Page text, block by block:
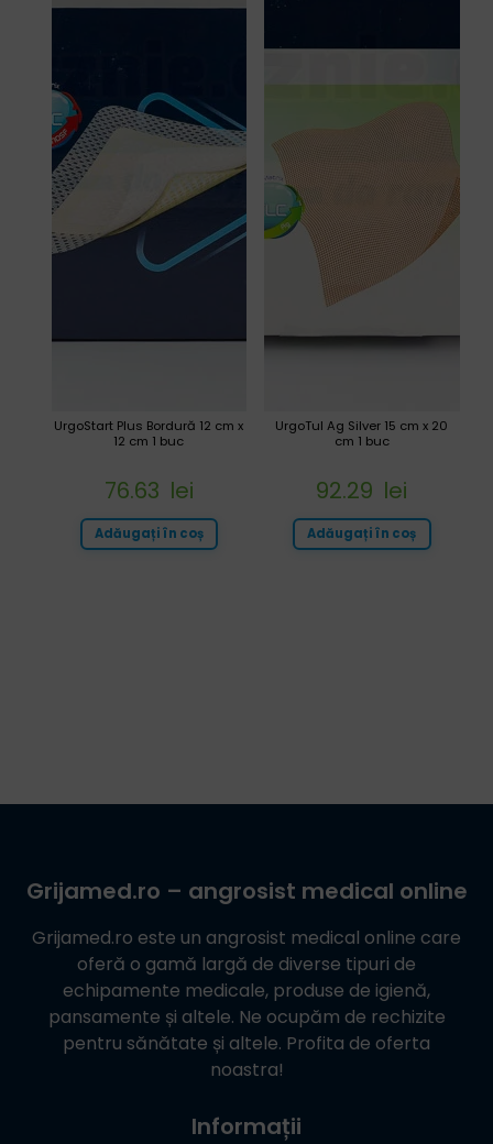
UrgoTul Ag Silver 15 cm x 20
cm 1 buc
92.29 lei
Adăugați în coș
UrgoStart Plus Bordură 12 cm x
12 cm 1 buc
76.63 lei
Adăugați în coș
Grijamed.ro – angrosist medical online
Grijamed.ro este un angrosist medical online care
oferă o gamă largă de diverse tipuri de
echipamente medicale, produse de igienă,
pansamente și altele. Ne ocupăm de rechizite
pentru sănătate și altele. Profita de oferta
noastra!
Informații